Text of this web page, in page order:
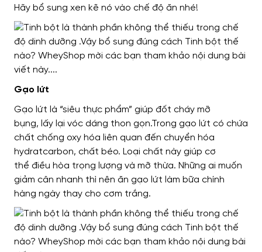
Hãy bổ sung xen kẽ nó vào chế độ ăn nhé!
Gạo lứt
Gạo lứt là “siêu thực phẩm” giúp đốt cháy mỡ
bụng, lấy lại vóc dáng thon gọn.Trong gạo lứt có chứa
chất chống oxy hóa liên quan đến chuyển hóa
hydratcarbon, chất béo. Loại chất này giúp cơ
thể điều hòa trọng lượng và mỡ thừa. Những ai muốn
giảm cân nhanh thì nên ăn gạo lứt làm bữa chính
hàng ngày thay cho cơm trắng.